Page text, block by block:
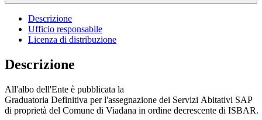
Descrizione
Ufficio responsabile
Licenza di distribuzione
Descrizione
All'albo dell'Ente è pubblicata la
Graduatoria Definitiva per l'assegnazione dei Servizi Abitativi SAP
di proprietà del Comune di Viadana in ordine decrescente di ISBAR.